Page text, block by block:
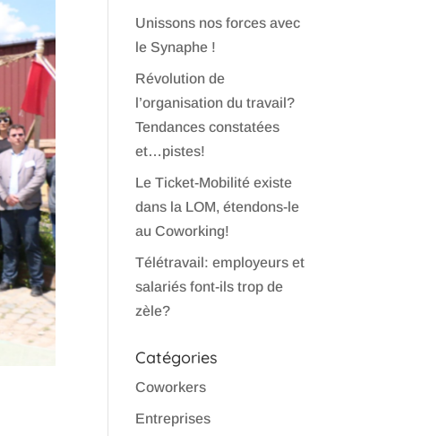
Unissons nos forces avec
le Synaphe !
Révolution de
l’organisation du travail?
Tendances constatées
et…pistes!
Le Ticket-Mobilité existe
dans la LOM, étendons-le
au Coworking!
Télétravail: employeurs et
salariés font-ils trop de
zèle?
Catégories
Coworkers
Entreprises